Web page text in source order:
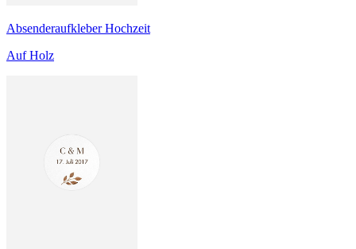
Absenderaufkleber Hochzeit
Auf Holz